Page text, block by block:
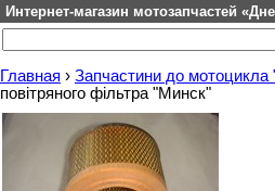
Интернет-магазин мотозапчастей
Главная › Запчастини до мотоцикла
повітряного фільтра "Минск"